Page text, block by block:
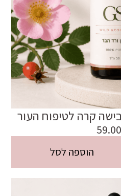
קרה לטיפוח העור
59.00
הוספה לסל